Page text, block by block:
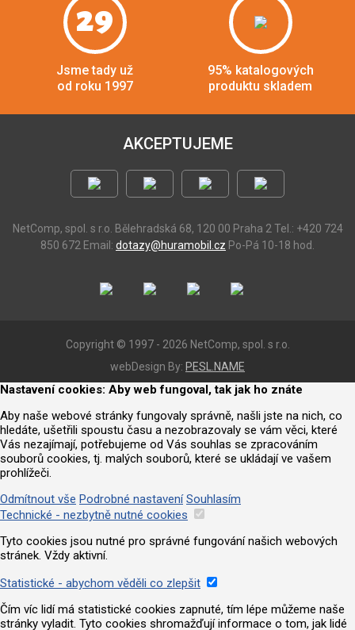
29
Jsme tady už
od roku 1997
95% katalogových
produktu skladem
AKCEPTUJEME
NetComp, spol. s r.o. Bělehradská 68, 120 00 Praha 2 Tel.: +420 724
850 672 Email: dotazy@huramobil.cz Po-Pá 10-18 hod.
Copyright © 1997 - 2026 NetComp, spol. s r.o.
webDesign By: PESL.NAME
Nastavení cookies: Aby web fungoval, tak jak ho znáte
Aby naše webové stránky fungovaly správně, našli jste na nich, co
hledáte, ušetřili spoustu času a nezobrazovaly se vám věci, které
Vás nezajímají, potřebujeme od Vás souhlas se zpracováním
souborů cookies, tj. malých souborů, které se ukládají ve vašem
prohlížeči.
Odmítnout vše Podrobné nastavení Souhlasím
Technické - nezbytně nutné cookies
Tyto cookies jsou nutné pro správné fungování našich webových
stránek. Vždy aktivní.
Statistické - abychom věděli co zlepšit
Čím víc lidí má statistické cookies zapnuté, tím lépe můžeme naše
stránky vyladit. Tyto cookies shromažďují informace o tom, jak lidé